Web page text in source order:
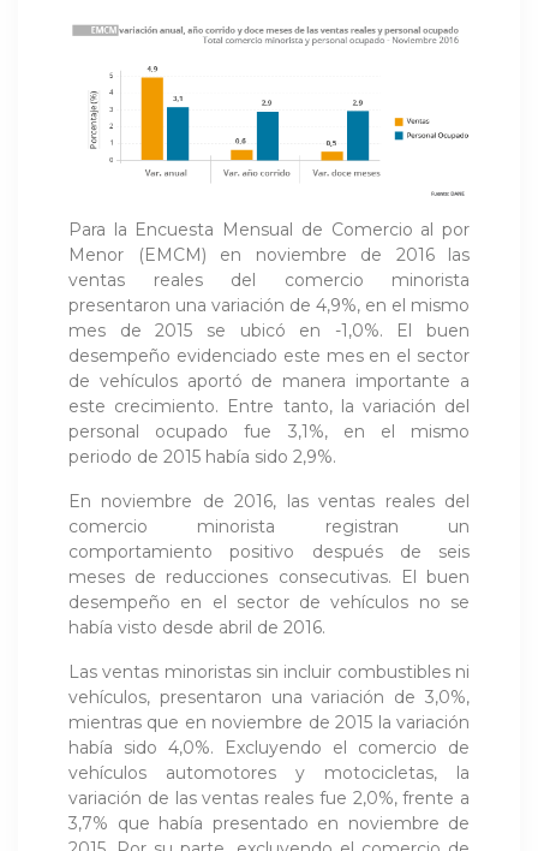
Para la Encuesta Mensual de Comercio al por
Menor (EMCM) en noviembre de 2016 las
ventas reales del comercio minorista
presentaron una variación de 4,9%, en el mismo
mes de 2015 se ubicó en -1,0%. El buen
desempeño evidenciado este mes en el sector
de vehículos aportó de manera importante a
este crecimiento. Entre tanto, la variación del
personal ocupado fue 3,1%, en el mismo
periodo de 2015 había sido 2,9%.
En noviembre de 2016, las ventas reales del
comercio minorista registran un
comportamiento positivo después de seis
meses de reducciones consecutivas. El buen
desempeño en el sector de vehículos no se
había visto desde abril de 2016.
Las ventas minoristas sin incluir combustibles ni
vehículos, presentaron una variación de 3,0%,
mientras que en noviembre de 2015 la variación
había sido 4,0%. Excluyendo el comercio de
vehículos automotores y motocicletas, la
variación de las ventas reales fue 2,0%, frente a
3,7% que había presentado en noviembre de